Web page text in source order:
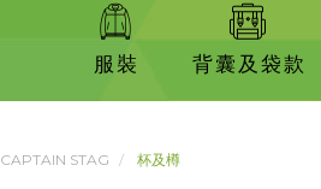
服裝 背囊及袋款
CAPTAIN STAG 杯及樽